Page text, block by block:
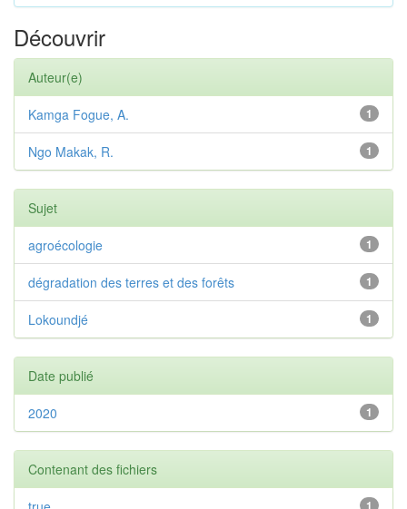
Découvrir
Auteur(e)
1
Kamga Fogue, A.
1
Ngo Makak, R.
Sujet
1
agroécologie
1
dégradation des terres et des forêts
1
Lokoundjé
Date publié
1
2020
Contenant des fichiers
1